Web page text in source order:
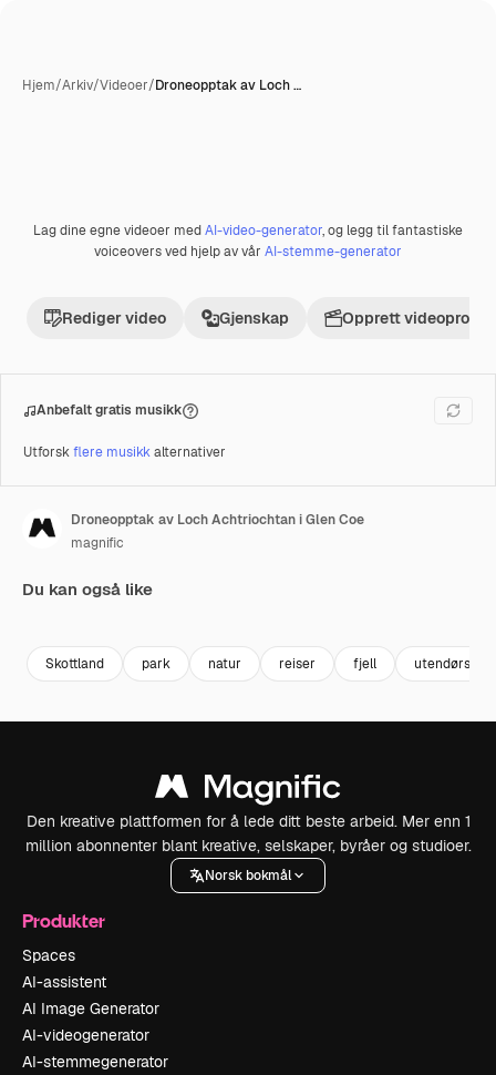
Hjem/Arkiv/Videoer/Droneopptak av Loch …
Lag dine egne videoer medAI-video-generator, og legg til fantastiske
voiceovers ved hjelp av vår AI-stemme-generator
Rediger video Gjenskap Opprett
Anbefalt gratis musikk
Utforskflere musikkalternativer
Droneopptak av Loch Achtriochtan i Glen Coe
magnific
Du kan også like
Skottland park natur reiser fjell utendørs
Den kreative plattformen for å lede ditt beste arbeid. Mer enn 1
million abonnenter blant kreative, selskaper, byråer og studioer.
Norsk bokmål
Produkter
Spaces
AI-assistent
AI Image Generator
AI-videogenerator
AI-stemmegenerator